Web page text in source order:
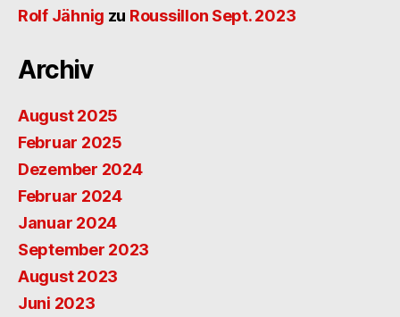
Rolf Jähnig zu Roussillon Sept. 2023
Archiv
August 2025
Februar 2025
Dezember 2024
Februar 2024
Januar 2024
September 2023
August 2023
Juni 2023